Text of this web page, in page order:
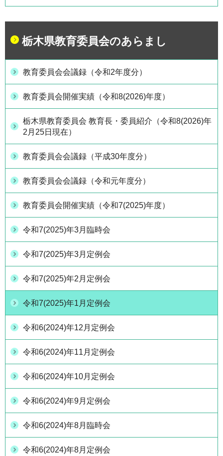
栃木県教育委員会のあらまし
教育委員会会議録（令和2年度分）
教育委員会開催実績（令和8(2026)年度）
栃木県教育委員会 教育長・委員紹介（令和8(2026)年
2月25日現在）
教育委員会会議録（平成30年度分）
教育委員会会議録（令和元年度分）
教育委員会開催実績（令和7(2025)年度）
令和7(2025)年3月臨時会
令和7(2025)年3月定例会
令和7(2025)年2月定例会
令和7(2025)年1月定例会
令和6(2024)年12月定例会
令和6(2024)年11月定例会
令和6(2024)年10月定例会
令和6(2024)年9月定例会
令和6(2024)年8月臨時会
令和6(2024)年8月定例会